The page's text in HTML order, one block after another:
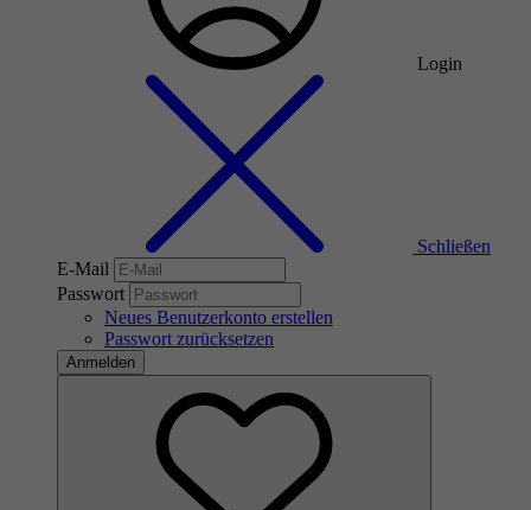
Login
Schließen
E-Mail
Passwort
Neues Benutzerkonto erstellen
Passwort zurücksetzen
Anmelden